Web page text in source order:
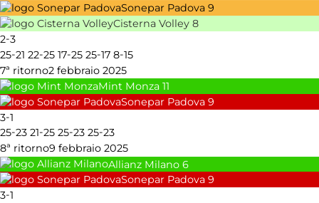
Sonepar Padova 9
Cisterna Volley 8
2-3
25-21 22-25 17-25 25-17 8-15
7ª ritorno2 febbraio 2025
Mint Monza 11
Sonepar Padova 9
3-1
25-23 21-25 25-23 25-23
8ª ritorno9 febbraio 2025
Allianz Milano 6
Sonepar Padova 9
3-1